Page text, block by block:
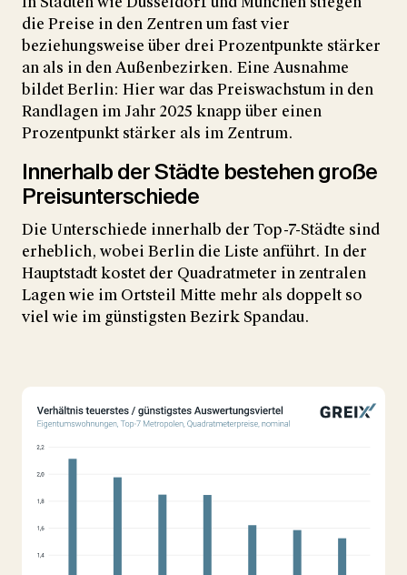
die Preise in den Zentren um fast vier
beziehungsweise über drei Prozentpunkte stärker
an als in den Außenbezirken. Eine Ausnahme
bildet Berlin: Hier war das Preiswachstum in den
Randlagen im Jahr 2025 knapp über einen
Prozentpunkt stärker als im Zentrum.
Innerhalb der Städte bestehen große
Preisunterschiede
Die Unterschiede innerhalb der Top-7-Städte sind
erheblich, wobei Berlin die Liste anführt. In der
Hauptstadt kostet der Quadratmeter in zentralen
Lagen wie im Ortsteil Mitte mehr als doppelt so
viel wie im günstigsten Bezirk Spandau.